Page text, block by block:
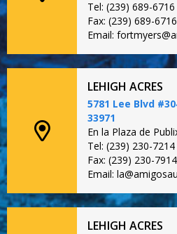
Tel: (239) 689-6716
Fax: (239) 689-6716
Email:
LEHIGH ACRES
5781 Lee Blvd
33971
En la Plaza de
Tel: (239) 230-7214
Fax: (239) 230-7914
Email:
LEHIGH ACRES